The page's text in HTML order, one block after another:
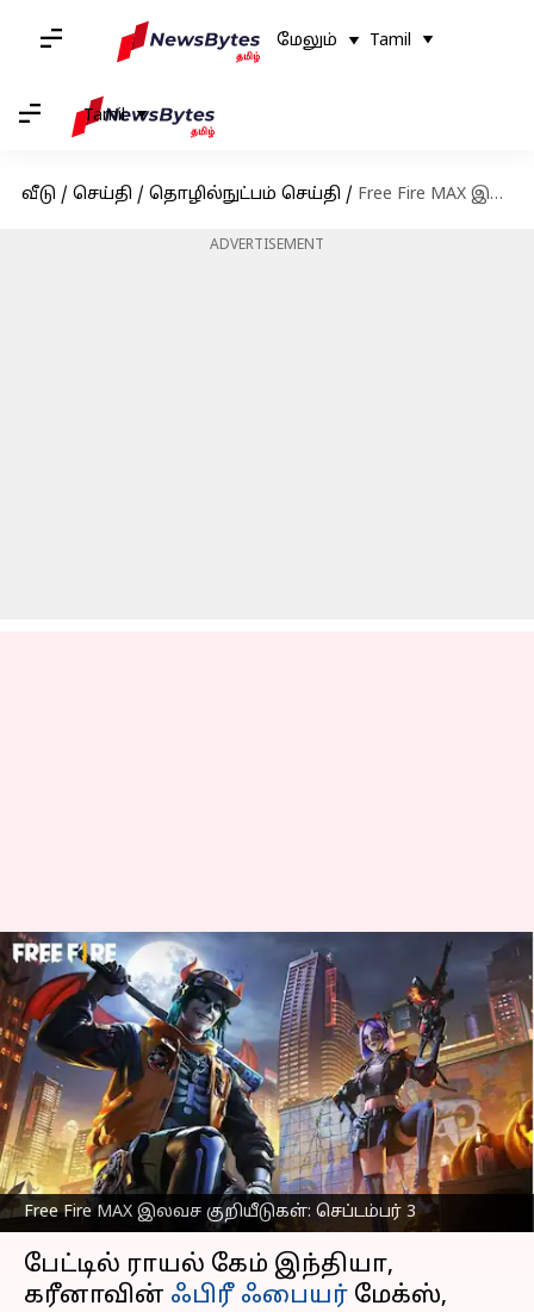
மேலும் Tamil
Tamil
வீடு / செய்தி / தொழில்நுட்பம் செய்தி / Free Fire MAX இலவச குறியீடுகள்: செப்டம்பர் 3-க்கான குறியீடுகள் பெறுவதற்கான வழிமுறைகள்
ADVERTISEMENT
Free Fire MAX இலவச குறியீடுகள்: செப்டம்பர் 3
Free Fire MAX இலவச
குறியீடுகள்: செப்டம்பர் 3-
க்கான குறியீடுகள்
பெறுவதற்கான
வழிமுறைகள்
எழுதியவர் Prasanna Venkatesh Sep 03, 2023 08:49 am
செய்தி முன்னோட்டம்
பேட்டில் ராயல் கேம் இந்தியா,
கரீனாவின் ஃபிரீ ஃபையர் மேக்ஸ்,